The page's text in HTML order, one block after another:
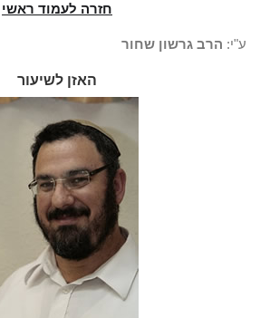
חזרה לעמוד ראשי
הרב גרשון שחור
האזן לשיעור